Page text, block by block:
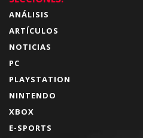
ANÁLISIS
ARTÍCULOS
NOTICIAS
PC
PLAYSTATION
NINTENDO
XBOX
E-SPORTS